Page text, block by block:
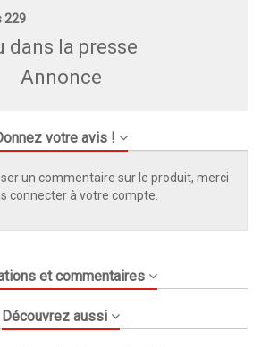
229
dans la presse
Annonce
votre avis !
un commentaire sur le produit, merci
connecter à votre compte.
et commentaires
Découvrez aussi